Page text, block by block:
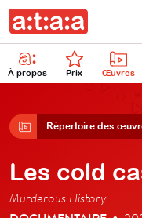
À propos Prix Œuvres
Répertoire des
Les cold
Murderous History